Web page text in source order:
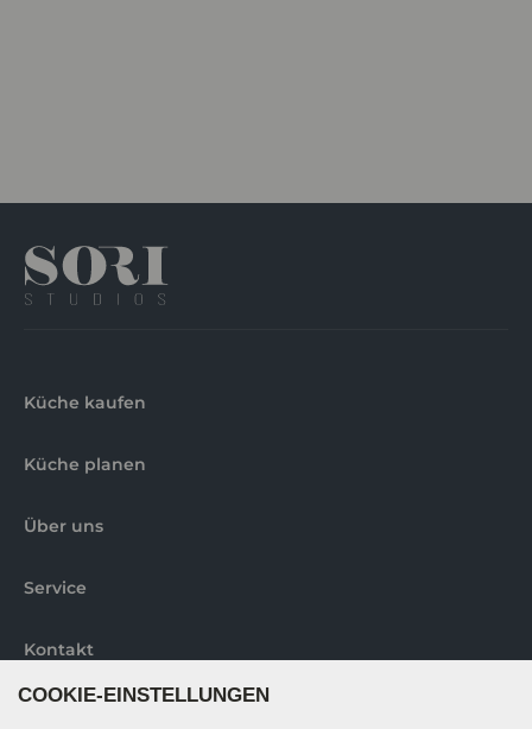
COOKIE-EINSTELLUNGEN
Küche kaufen
Küche planen
Über uns
Service
Kontakt